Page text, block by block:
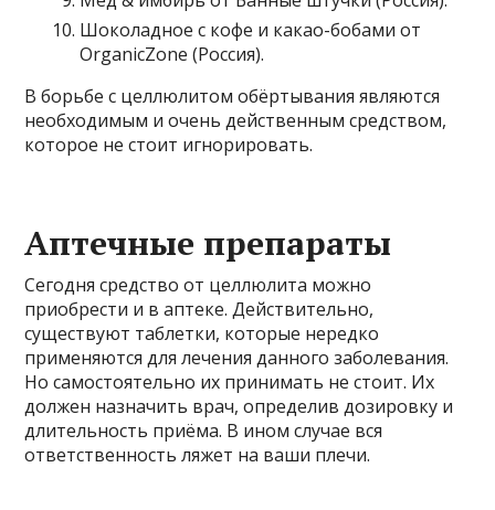
Шоколадное с кофе и какао-бобами от
OrganicZone (Россия).
В борьбе с целлюлитом обёртывания являются
необходимым и очень действенным средством,
которое не стоит игнорировать.
Аптечные препараты
Сегодня средство от целлюлита можно
приобрести и в аптеке. Действительно,
существуют таблетки, которые нередко
применяются для лечения данного заболевания.
Но самостоятельно их принимать не стоит. Их
должен назначить врач, определив дозировку и
длительность приёма. В ином случае вся
ответственность ляжет на ваши плечи.